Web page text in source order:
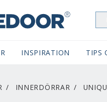
NAVIGATION
INSPIRATION TIPS
INNERDÖRRAR